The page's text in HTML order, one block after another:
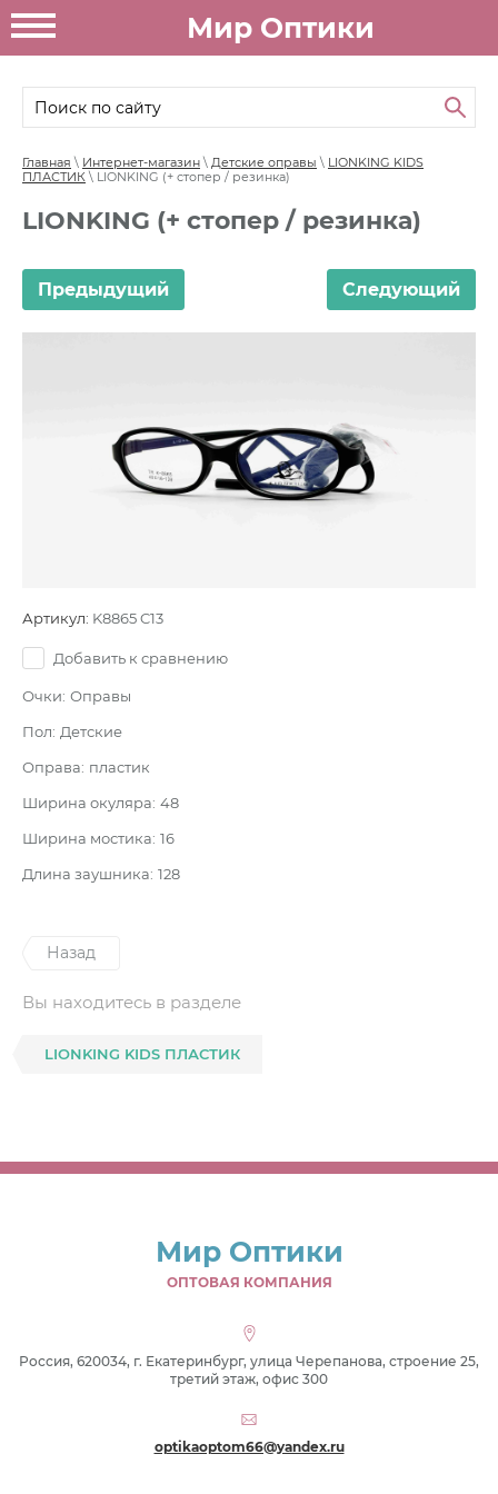
Мир Оптики
Главная \ Интернет-магазин \ Детские оправы \ LIONKING KIDS
ПЛАСТИК \ LIONKING (+ стопер / резинка)
LIONKING (+ стопер / резинка)
Предыдущий Следующий
Артикул: K8865 C13
Добавить к сравнению
Очки: Оправы
Пол: Детские
Оправа: пластик
Ширина окуляра: 48
Ширина мостика: 16
Длина заушника: 128
Назад
Вы находитесь в разделе
LIONKING KIDS ПЛАСТИК
Мир Оптики
ОПТОВАЯ КОМПАНИЯ
Россия, 620034, г. Екатеринбург, улица Черепанова, строение 25,
третий этаж, офис 300
optikaoptom66@yandex.ru